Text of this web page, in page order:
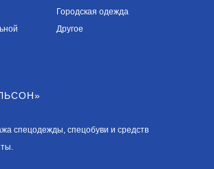
Городская одежда
Другое
спецодежды, спецобуви и средств